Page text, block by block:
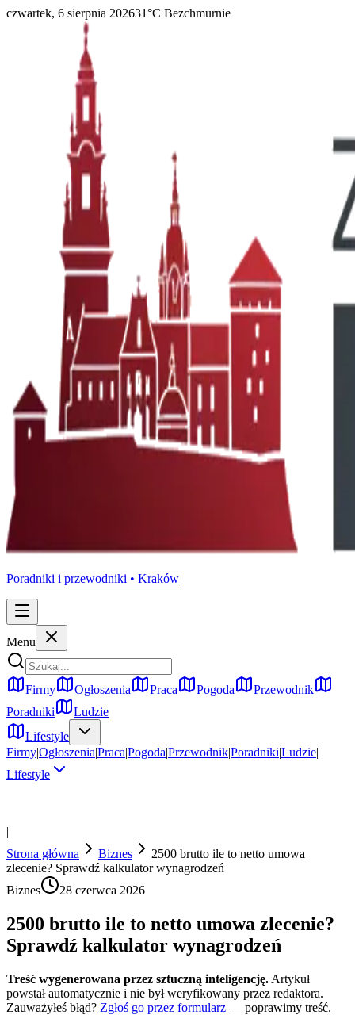
czwartek, 6 sierpnia 202631°C Bezchmurnie
Poradniki i przewodniki • Kraków
Menu
Firmy Ogłoszenia Praca Pogoda
Przewodnik
Poradniki
Ludzie
Lifestyle
Firmy|Ogłoszenia|Praca|Pogoda|Przewodnik|Poradniki|Ludzie|
Lifestyle
|
Strona główna
Biznes
2500 brutto ile to netto umowa
zlecenie? Sprawdź kalkulator wynagrodzeń
Biznes
28 czerwca 2026
2500 brutto ile to netto umowa zlecenie?
Sprawdź kalkulator wynagrodzeń
Treść wygenerowana przez sztuczną inteligencję. Artykuł
powstał automatycznie i nie był weryfikowany przez redaktora.
Zauważyłeś błąd? Zgłoś go przez formularz — poprawimy treść.